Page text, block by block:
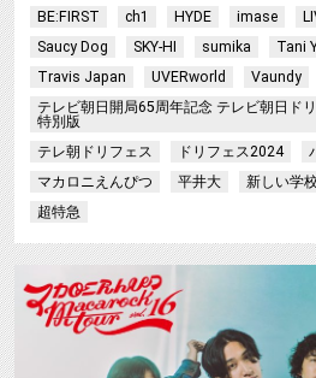
BE:FIRST
ch1 HYDE imase
Saucy Dog
SKY-HI sumika Tani
Travis Japan
UVERworld
Vaundy
テレビ朝日開局65周年記念 テレビ朝日ド
特別版
テレ朝ドリフェス
ドリフェス2024
マカロニえんぴつ
平井大 新しい学
超特急